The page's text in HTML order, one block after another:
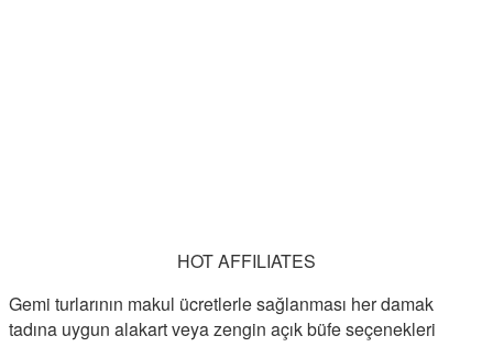
HOT AFFILIATES
Gemi turlarının makul ücretlerle sağlanması her damak
tadına uygun alakart veya zengin açık büfe seçenekleri